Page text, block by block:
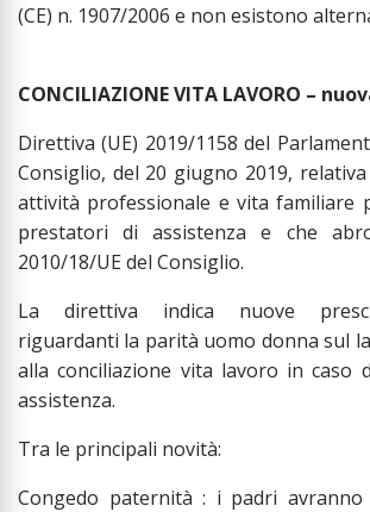
(CE) n. 1907/2006 e non esistono
CONCILIAZIONE VITA LAVORO –
Direttiva (UE) 2019/1158 del
Consiglio, del 20 giugno 2019,
attività professionale e vita familiare
prestatori di assistenza e che
2010/18/UE del Consiglio.
La direttiva indica nuove
riguardanti la parità uomo donna sul
alla conciliazione vita lavoro in caso
assistenza.
Tra le principali novità:
Congedo paternità : i padri